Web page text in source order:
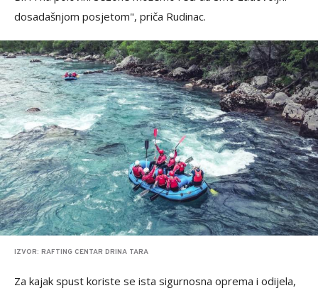
dosadašnjom posjetom", priča Rudinac.
IZVOR: RAFTING CENTAR DRINA TARA
Za kajak spust koriste se ista sigurnosna oprema i odijela,